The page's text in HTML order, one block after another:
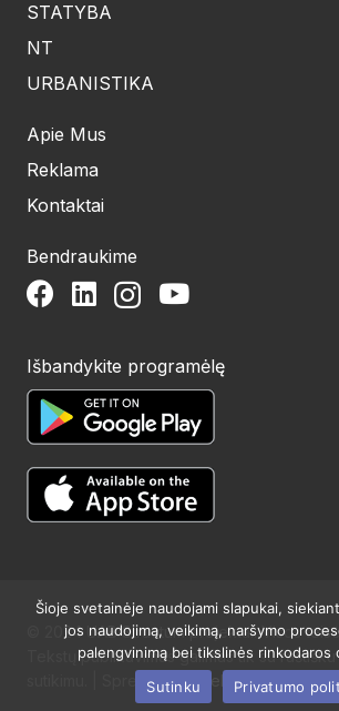
STATYBA
NT
URBANISTIKA
Apie Mus
Reklama
Kontaktai
Bendraukime
Išbandykite programėlę
© 2024 UAB Structum projektai. Visos
Tekstų publikavimas galimas tik su
sutikimu. | Sprendimas:Websty
Šioje svetainėje naudojami slapukai,
jos naudojimą, veikimą, naršymo
palengvinimą bei tikslinės rinkodaros
Sutinku
Privatumo